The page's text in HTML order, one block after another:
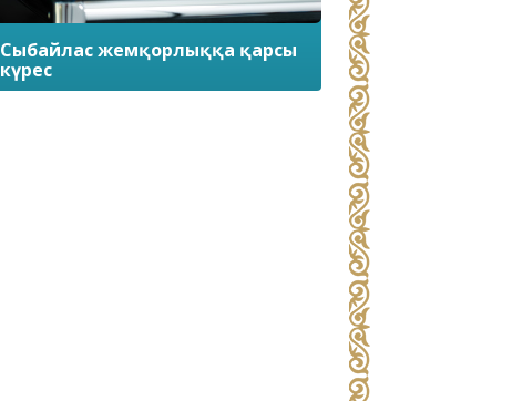
Сыбайлас жемқорлыққа қарсы
күрес